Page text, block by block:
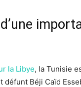
la Libye, la Tunisie
Béji Caïd